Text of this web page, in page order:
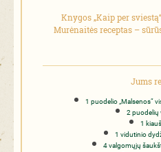
Knygos „Kaip per
Murėnaitės receptas –
Jums
1 puodelio „Malsenos“
2 puodelių
1
1 vidutinio
4 valgomųjų